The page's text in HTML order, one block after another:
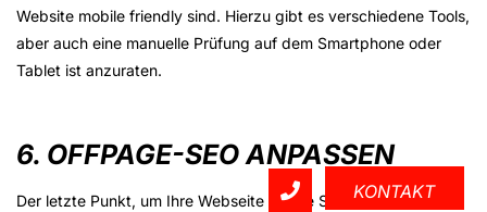
Website mobile friendly sind. Hierzu gibt es verschiedene Tools,
aber auch eine manuelle Prüfung auf dem Smartphone oder
Tablet ist anzuraten.
6. OFFPAGE-SEO ANPASSEN
Der letzte Punkt, um Ihre Webseite für die SEO-Analyse fit zu
KONTAKT